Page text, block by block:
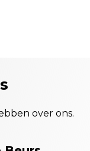
over ons.